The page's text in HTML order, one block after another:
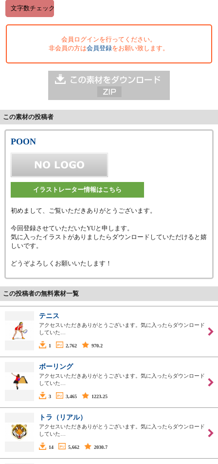
会員ログインを行ってください。
非会員の方は会員登録をお願い致します。
この素材の投稿者
POON
イラストレーター情報はこちら
初めまして、ご覧いただきありがとうございます。
今回登録させていただいたYUと申します。
気に入ったイラストがありましたらダウンロードしていただけると嬉
しいです。
どうぞよろしくお願いいたします！
この投稿者の無料素材一覧
テニス
アクセスいただきありがとうございます。気に入ったらダウンロード
していた…
1 2,762 970.2
ボーリング
アクセスいただきありがとうございます。気に入ったらダウンロード
していた…
3 3,465 1223.25
トラ（リアル）
アクセスいただきありがとうございます。気に入ったらダウンロード
していた…
14 5,662 2030.7